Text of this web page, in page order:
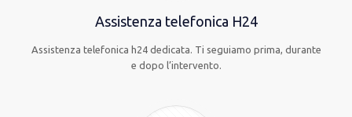
Assistenza telefonica H24
Assistenza telefonica h24 dedicata. Ti seguiamo prima, durante
e dopo l’intervento.